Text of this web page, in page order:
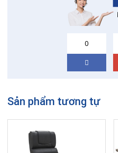
0
Sản phẩm tương tự